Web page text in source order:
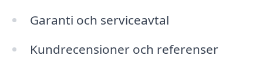
Garanti och serviceavtal
Kundrecensioner och referenser